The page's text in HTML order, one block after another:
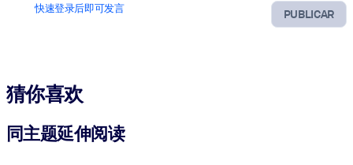
PUBLICAR
快速登录后即可发言
猜你喜欢
同主题延伸阅读